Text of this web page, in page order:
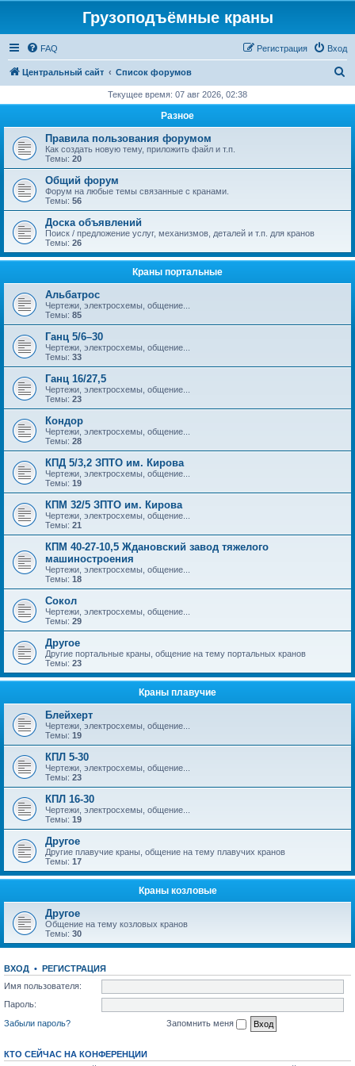
Грузоподъёмные краны
FAQ Вход
Регистрация
Центральный сайт Список форумов
с
Текущее время: 07 авг 2026, 02:38
Разное
Правила пользования форумом
Как создать новую тему, приложить файл и т.п.
Темы: 20
Общий форум
Форум на любые темы связанные с кранами.
Темы: 56
Доска объявлений
Поиск / предложение услуг, механизмов, деталей и т.п. для кранов
Темы: 26
Краны портальные
Альбатрос
Чертежи, электросхемы, общение...
Темы: 85
Ганц 5/6–30
Чертежи, электросхемы, общение...
Темы: 33
Ганц 16/27,5
Чертежи, электросхемы, общение...
Темы: 23
Кондор
Чертежи, электросхемы, общение...
Темы: 28
КПД 5/3,2 ЗПТО им. Кирова
Чертежи, электросхемы, общение...
Темы: 19
КПМ 32/5 ЗПТО им. Кирова
Чертежи, электросхемы, общение...
Темы: 21
КПМ 40-27-10,5 Ждановский завод тяжелого
машиностроения
Чертежи, электросхемы, общение...
Темы: 18
Сокол
Чертежи, электросхемы, общение...
Темы: 29
Другое
Другие портальные краны, общение на тему портальных кранов
Темы: 23
Краны плавучие
Блейхерт
Чертежи, электросхемы, общение...
Темы: 19
КПЛ 5-30
Чертежи, электросхемы, общение...
Темы: 23
КПЛ 16-30
Чертежи, электросхемы, общение...
Темы: 19
Другое
Другие плавучие краны, общение на тему плавучих кранов
Темы: 17
Краны козловые
Другое
Общение на тему козловых кранов
Темы: 30
ВХОД • РЕГИСТРАЦИЯ
Имя пользователя:
Пароль:
Забыли пароль?
Запомнить меня
КТО СЕЙЧАС НА КОНФЕРЕНЦИИ